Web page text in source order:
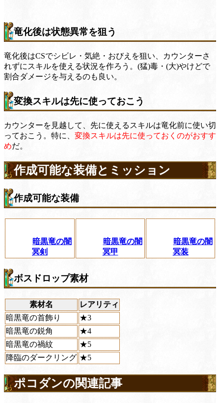
竜化後は状態異常を狙う
竜化後はCSでシビレ・気絶・おびえを狙い、カウンターさ
れずにスキルを使える状況を作ろう。(猛)毒・(大)やけどで
割合ダメージを与えるのも良い。
変換スキルは先に使っておこう
カウンターを見越して、先に使えるスキルは竜化前に使い切
っておこう。特に、 変換スキルは先に使っておくのがおすす
めだ。
作成可能な装備とミッション
作成可能な装備
暗黒竜の闇
冥剣
暗黒竜の闇
冥甲
暗黒竜の闇
冥装
ボスドロップ素材
素材名
レアリティ
暗黒竜の首飾り
★3
暗黒竜の鋭角
★4
暗黒竜の禍紋
★5
降臨のダークリング ★5
ポコダンの関連記事